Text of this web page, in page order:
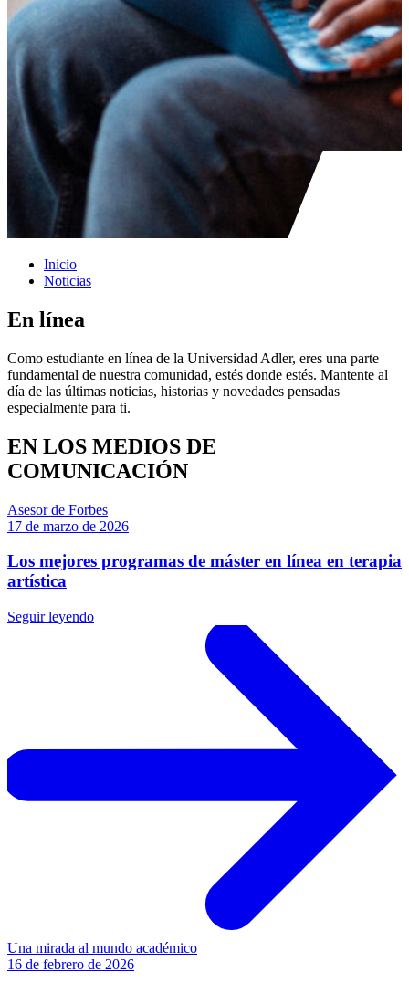
Inicio
Noticias
En línea
Como estudiante en línea de la Universidad Adler, eres una parte
fundamental de nuestra comunidad, estés donde estés. Mantente al
día de las últimas noticias, historias y novedades pensadas
especialmente para ti.
EN LOS MEDIOS DE
COMUNICACIÓN
Asesor de Forbes
17 de marzo de 2026
Los mejores programas de máster en línea en terapia
artística
Seguir leyendo
Una mirada al mundo académico
16 de febrero de 2026